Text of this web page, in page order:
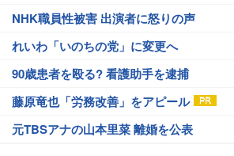
NHK職員性被害 出演者に怒りの声
れいわ「いのちの党」に変更へ
90歳患者を殴る? 看護助手を逮捕
藤原竜也「労務改善」をアピール
元TBSアナの山本里菜 離婚を公表